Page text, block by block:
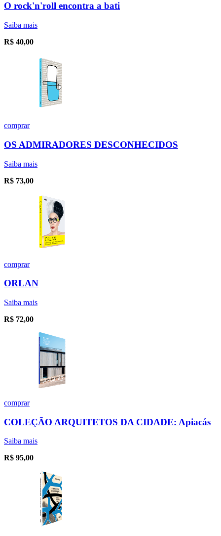
O rock'n'roll encontra a bati
Saiba mais
R$ 40,00
comprar
OS ADMIRADORES DESCONHECIDOS
Saiba mais
R$ 73,00
comprar
ORLAN
Saiba mais
R$ 72,00
comprar
COLEÇÃO ARQUITETOS DA CIDADE: Apiacás
Saiba mais
R$ 95,00